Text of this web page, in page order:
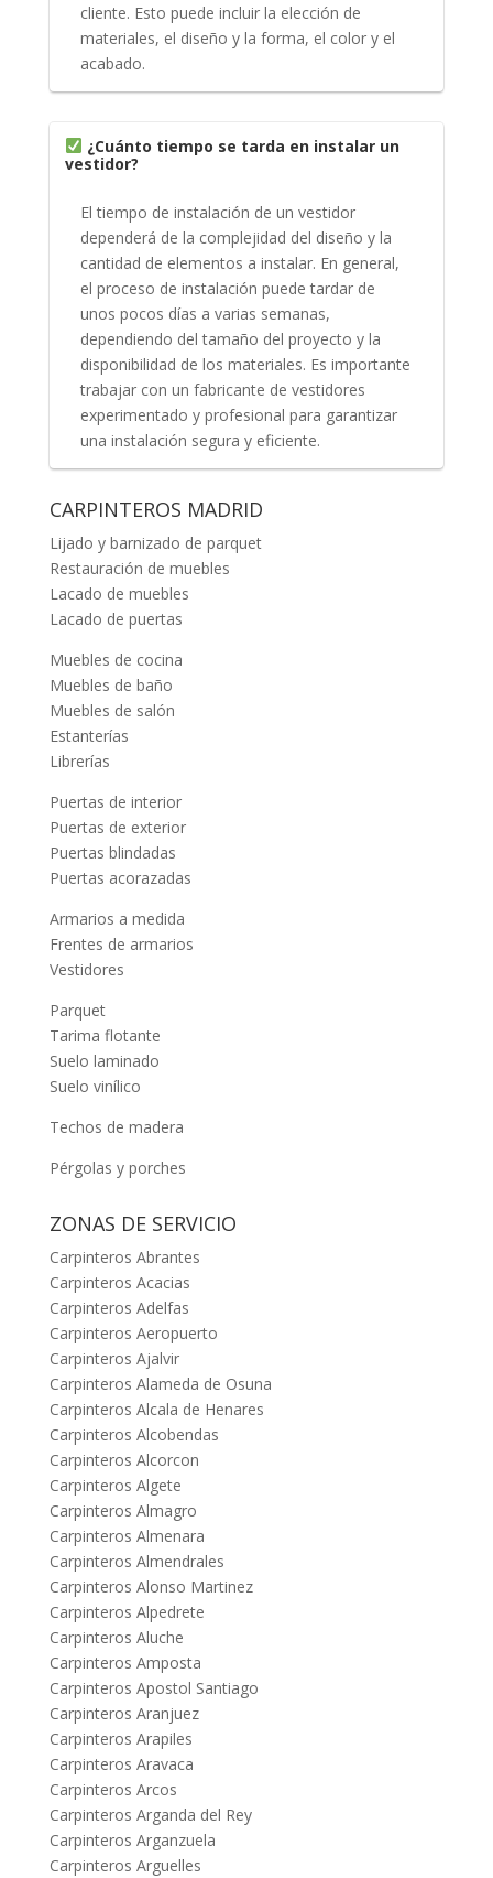
cliente. Esto puede incluir la elección de
materiales, el diseño y la forma, el color y el
acabado.
¿Cuánto tiempo se tarda en instalar un
vestidor?
El tiempo de instalación de un vestidor
dependerá de la complejidad del diseño y la
cantidad de elementos a instalar. En general,
el proceso de instalación puede tardar de
unos pocos días a varias semanas,
dependiendo del tamaño del proyecto y la
disponibilidad de los materiales. Es importante
trabajar con un fabricante de vestidores
experimentado y profesional para garantizar
una instalación segura y eficiente.
CARPINTEROS MADRID
Lijado y barnizado de parquet
Restauración de muebles
Lacado de muebles
Lacado de puertas
Muebles de cocina
Muebles de baño
Muebles de salón
Estanterías
Librerías
Puertas de interior
Puertas de exterior
Puertas blindadas
Puertas acorazadas
Armarios a medida
Frentes de armarios
Vestidores
Parquet
Tarima flotante
Suelo laminado
Suelo vinílico
Techos de madera
Pérgolas y porches
ZONAS DE SERVICIO
Carpinteros Abrantes
Carpinteros Acacias
Carpinteros Adelfas
Carpinteros Aeropuerto
Carpinteros Ajalvir
Carpinteros Alameda de Osuna
Carpinteros Alcala de Henares
Carpinteros Alcobendas
Carpinteros Alcorcon
Carpinteros Algete
Carpinteros Almagro
Carpinteros Almenara
Carpinteros Almendrales
Carpinteros Alonso Martinez
Carpinteros Alpedrete
Carpinteros Aluche
Carpinteros Amposta
Carpinteros Apostol Santiago
Carpinteros Aranjuez
Carpinteros Arapiles
Carpinteros Aravaca
Carpinteros Arcos
Carpinteros Arganda del Rey
Carpinteros Arganzuela
Carpinteros Arguelles